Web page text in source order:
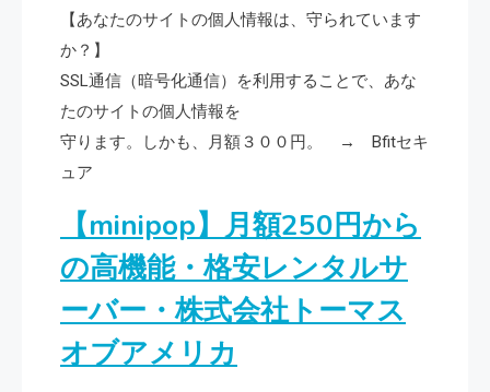
【あなたのサイトの個人情報は、守られています
か？】
SSL通信（暗号化通信）を利用することで、あな
たのサイトの個人情報を
守ります。しかも、月額３００円。 → Bfitセキ
ュア
【minipop】月額250円から
の高機能・格安レンタルサ
ーバー・株式会社トーマス
オブアメリカ